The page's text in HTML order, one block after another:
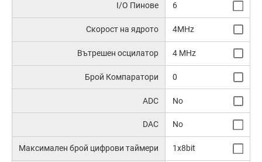
I/O Пинове 6
Скорост на ядрото 4MHz
Вътрешен осцилатор 4 MHz
Брой Компаратори 0
ADC No
DAC No
Максимален брой цифрови таймери 1x8bit